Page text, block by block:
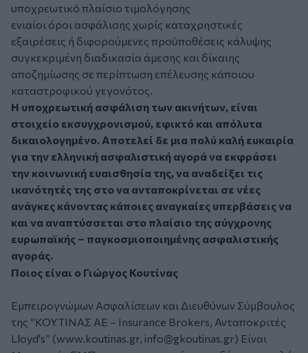
υποχρεωτικό πλαίσιο τιμολόγησης
ενιαίοι όροι ασφάλισης χωρίς καταχρηστικές
εξαιρέσεις ή διφορούμενες προϋποθέσεις κάλυψης
συγκεκριμένη διαδικασία άμεσης και δίκαιης
αποζημίωσης σε περίπτωση επέλευσης κάποιου
καταστροφικού γεγονότος.
Η υποχρεωτική ασφάλιση των ακινήτων, είναι
στοιχείο εκσυγχρονισμού, εφικτό και απόλυτα
δικαιολογημένο. Αποτελεί δε μια πολύ καλή ευκαιρία
για την ελληνική ασφαλιστική αγορά να εκφράσει
την κοινωνική ευαισθησία της, να αναδείξει τις
ικανότητές της στο να ανταποκρίνεται σε νέες
ανάγκες κάνοντας κάποιες αναγκαίες υπερβάσεις να
και να αναπτύσσεται στο πλαίσιο της σύγχρονης
ευρωπαϊκής – παγκοσμιοποιημένης ασφαλιστικής
αγοράς.
Ποιος είναι ο Γιώργος Κουτίνας
Εμπειρογνώμων Ασφαλίσεων και Διευθύνων Σύμβουλος
της ”ΚΟΥΤΙΝΑΣ ΑΕ – Insurance Brokers, Ανταποκριτές
Lloyd's” (www.koutinas.gr, info@gkoutinas.gr) Είναι